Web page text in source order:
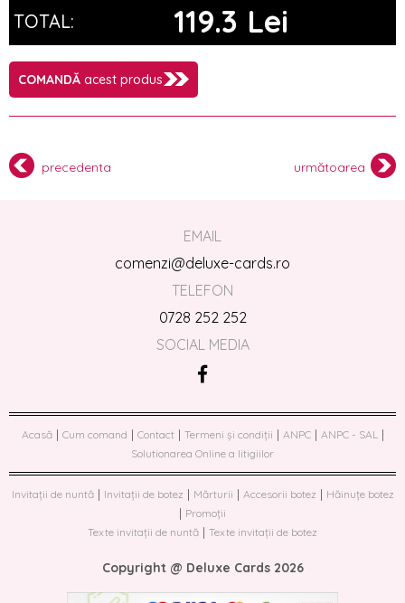
TOTAL: 119.3 Lei
COMANDĂ acest produs
precedenta următoarea
EMAIL
comenzi@deluxe-cards.ro
TELEFON
0728 252 252
SOCIAL MEDIA
Acasă | Cum comand | Contact | Termeni și condiții | ANPC | ANPC - SAL |
Solutionarea Online a litigiilor
Invitații de nuntă | Invitații de botez | Mărturii | Accesorii botez | Hăinuțe botez
| Promoții
Texte invitații de nuntă | Texte invitații de botez
Copyright @ Deluxe Cards 2026